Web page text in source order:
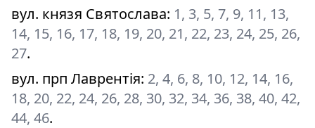
вул. князя Святослава: 1, 3, 5, 7, 9, 11, 13,
14, 15, 16, 17, 18, 19, 20, 21, 22, 23, 24, 25, 26,
27.
вул. прп Лаврентія: 2, 4, 6, 8, 10, 12, 14, 16,
18, 20, 22, 24, 26, 28, 30, 32, 34, 36, 38, 40, 42,
44, 46.